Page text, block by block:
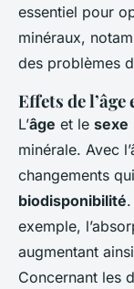
essentiel pour
minéraux,
des problèmes
Effets de l’âge
L’âge et le sexe
minérale. Avec
changements
biodisponibilité
exemple,
augmentant
Concernant les